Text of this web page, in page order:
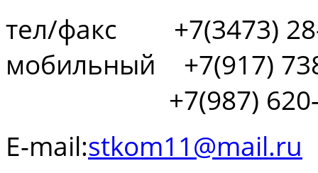
тел/факс +7(3473)
мобильный +7(917)
+7(987) 620-
E-mail:stkom11@mail.ru